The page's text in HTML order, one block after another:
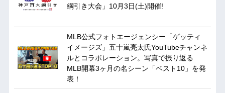
綱引き大会」10月3日(土)開催!
MLB公式フォトエージェンシー「ゲッティ
イメージズ」五十嵐亮太氏YouTubeチャンネ
ルとコラボレーション。写真で振り返る
MLB開幕3ヶ月の名シーン「ベスト10」を発
表！